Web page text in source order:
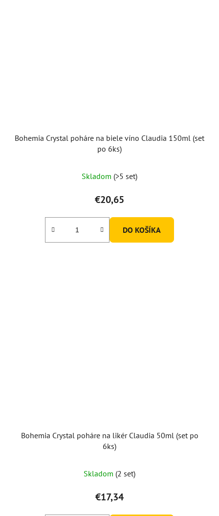
Bohemia Crystal poháre na biele víno Claudia 150ml (set
po 6ks)
hodnotenie
produktu
je
5,0
Skladom (>5 set)
€20,65
DO KOŠÍKA
Bohemia Crystal poháre na likér Claudia 50ml (set po
6ks)
Skladom (2 set)
€17,34